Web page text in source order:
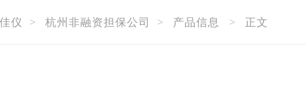
仪 > 杭州非融资担保公司 > 产品信息 > 正文